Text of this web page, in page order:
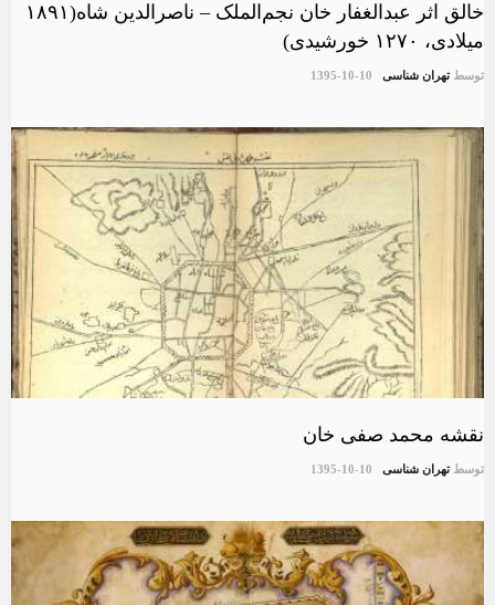
خالق اثر عبدالغفار خان نجم‌الملک – ناصرالدین شاه(۱۸۹۱
میلادی، ۱۲۷۰ خورشیدی)
توسطتهران شناسی 1395-10-10
نقشه محمد صفی خان
توسطتهران شناسی 1395-10-10